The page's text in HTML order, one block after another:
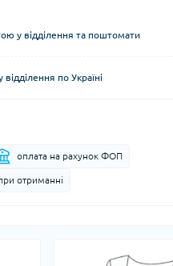
у відділення та поштомати
по Україні
оплата на рахунок ФОП
отриманні